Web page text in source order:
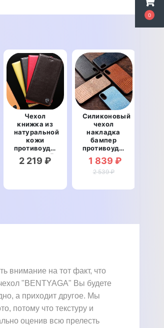
0
Чехол
книжка из
натуральной
кожи
противоударный
магнитный
для OnePlus
2 219 ₽
Силиконовый
чехол
накладка
бампер
противоударный
со
вставкой из
натуральной
OnePlus
1 839 ₽
2 539 ₽
внимание на тот факт, что
"BENTYAGA" Вы будете
а приходит другое. Мы
потому что текстуру и
оценив всю прелесть